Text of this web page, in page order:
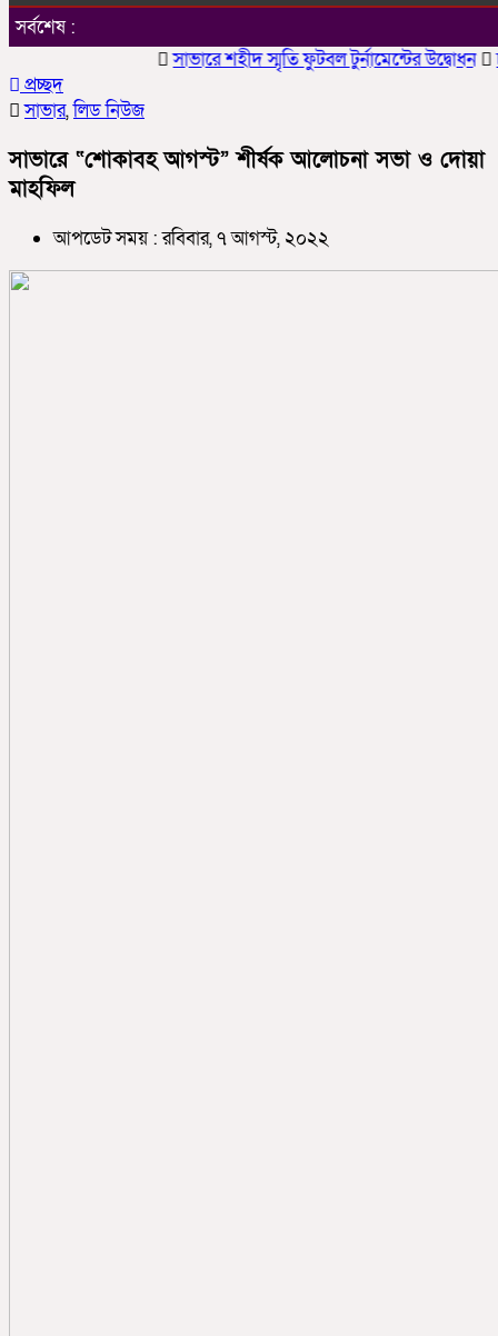
সর্বশেষ :
সাভারে শহীদ স্মৃতি ফুটবল টুর্নামেন্টের উদ্বোধন
প্রচ্ছদ
সাভার,লিড নিউজ
সাভারে “শোকাবহ আগস্ট” শীর্ষক আলোচনা সভা ও দোয়া
মাহফিল
আপডেট সময় : রবিবার, ৭ আগস্ট, ২০২২